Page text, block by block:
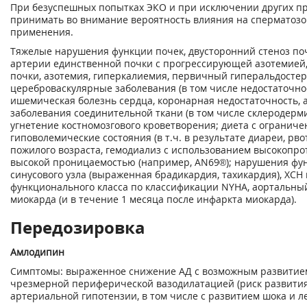
При безуспешных попытках ЭКО и при исключении других
принимать во внимание вероятность влияния на
применения.
Тяжелые нарушения функции почек, двусторонний стеноз
артерии единственной почки с прогрессирующей
почки, азотемия, гиперкалиемия, первичный
цереброваскулярные заболевания (в том числе
ишемическая болезнь сердца, коронарная
заболевания соединительной ткани (в том числе
угнетение костномозгового кроветворения; диета с
гиповолемические состояния (в т.ч. в результате диареи,
пожилого возраста, гемодиализ с использованием
высокой проницаемостью (например, AN69®); нарушения
синусового узла (выраженная брадикардия, тахикардия),
функционального класса по классификации NYHA,
миокарда (и в течение 1 месяца после инфаркта миокарда).
Передозировка
Амлодипин
Симптомы: выраженное снижение АД с возможным
чрезмерной периферической вазодилатацией (риск
артериальной гипотензии, в том числе с развитием шока и